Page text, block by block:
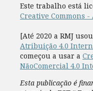
Este trabalho está
Creative Commons
[Até 2020 a RMJ
Atribuição 4.0
começou a usar a
NãoComercial 4.0
Esta publicação é